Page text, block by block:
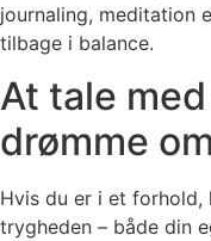
journaling, meditation
tilbage i balance.
At tale
drømme
Hvis du er i et
trygheden – både din